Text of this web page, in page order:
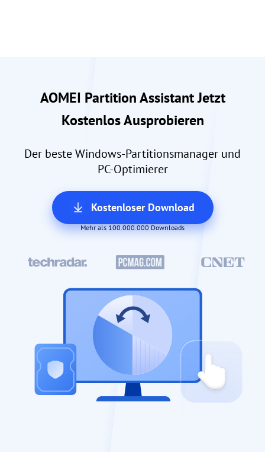
AOMEI Partition Assistant Jetzt
Kostenlos Ausprobieren
Der beste Windows-Partitionsmanager und
PC-Optimierer
Kostenloser Download
Mehr als 100.000.000 Downloads